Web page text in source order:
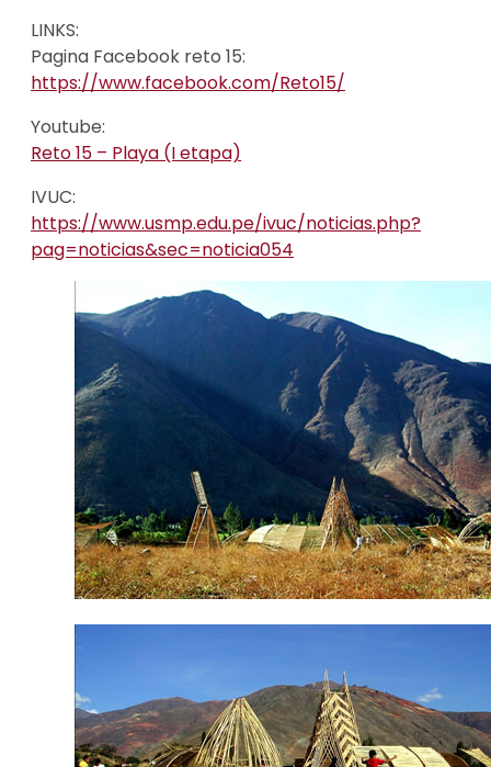
LINKS:
Pagina Facebook reto 15:
https://www.facebook.com/Reto15/
Youtube:
Reto 15 – Playa (I etapa)
IVUC:
https://www.usmp.edu.pe/ivuc/noticias.php?
pag=noticias&sec=noticia054